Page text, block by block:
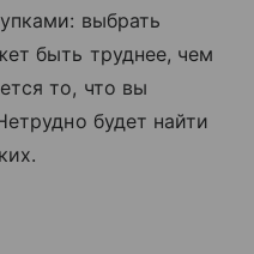
выбрать
быть труднее, чем
то, что вы
будет найти